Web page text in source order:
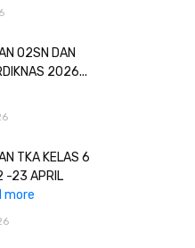
O2SN DAN
2026...
TKA KELAS 6
-23 APRIL
more